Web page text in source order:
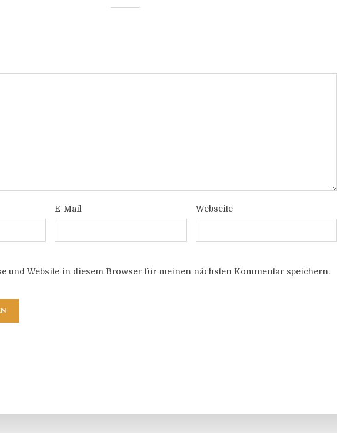
E-Mail Webseite
und Website in diesem Browser für meinen nächsten Kommentar speichern.